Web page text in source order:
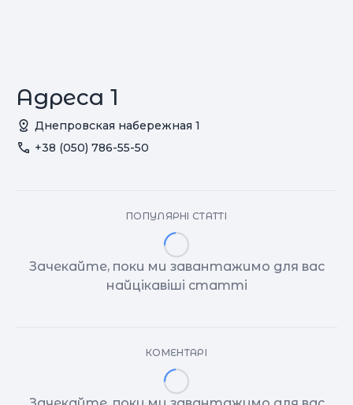
Адреса 1
Днепровская набережная 1
+38 (050) 786-55-50
ПОПУЛЯРНІ СТАТТІ
Зачекайте, поки ми завантажимо для вас
найцікавіші статті
КОМЕНТАРІ